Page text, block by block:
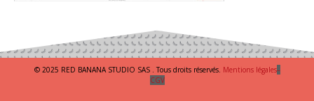
© 2025 RED BANANA STUDIO SAS . Tous droits réservés. Mentions légales–
CGV